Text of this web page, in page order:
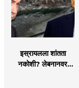
इस्रायलला शांतता
नकोशी? लेबनानवर